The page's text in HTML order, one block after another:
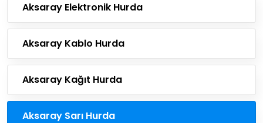
Aksaray Elektronik Hurda
Aksaray Kablo Hurda
Aksaray Kağıt Hurda
Aksaray Sarı Hurda